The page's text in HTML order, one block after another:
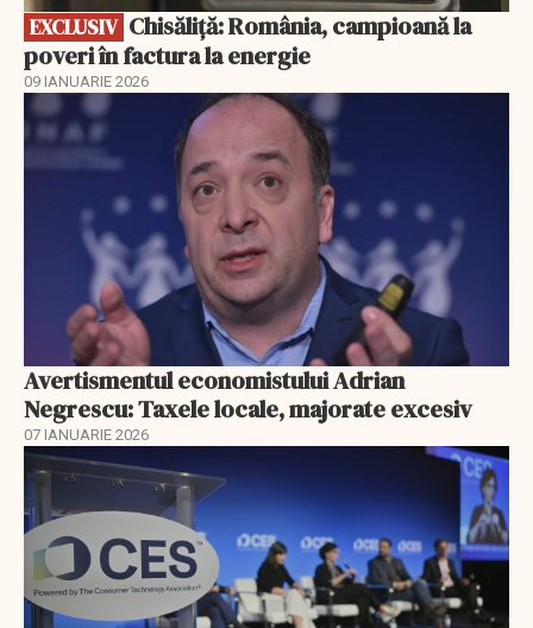
EXCLUSIV
poveri în factura la energie
09 IANUARIE 2026
Avertismentul economistului Adrian
Negrescu: Taxele locale, majorate excesiv
07 IANUARIE 2026